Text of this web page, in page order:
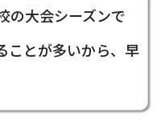
の大会シーズンで
ことが多いから、早